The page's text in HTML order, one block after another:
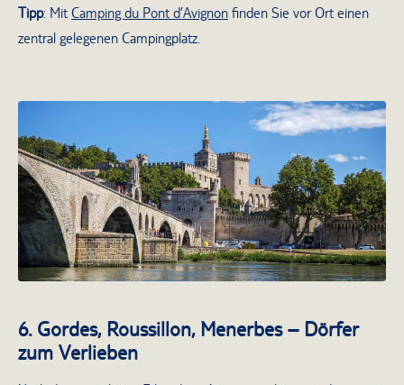
Tipp: Mit Camping du Pont d’Avignon finden Sie vor Ort einen
zentral gelegenen Campingplatz.
Brücke Pont d’Avignon
6. Gordes, Roussillon, Menerbes – Dörfer
zum Verlieben